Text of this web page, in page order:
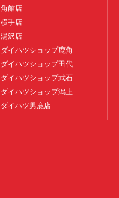
角館店
横手店
湯沢店
ダイハツショップ鹿角
ダイハツショップ田代
ダイハツショップ武石
ダイハツショップ潟上
ダイハツ男鹿店